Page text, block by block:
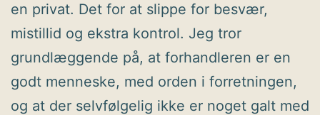
en privat. Det for at slippe for besvær,
mistillid og ekstra kontrol. Jeg tror
grundlæggende på, at forhandleren er en
godt menneske, med orden i forretningen,
og at der selvfølgelig ikke er noget galt med